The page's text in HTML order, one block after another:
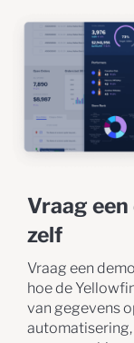
Vraag
zelf
Vraag een
hoe de
van gegevens